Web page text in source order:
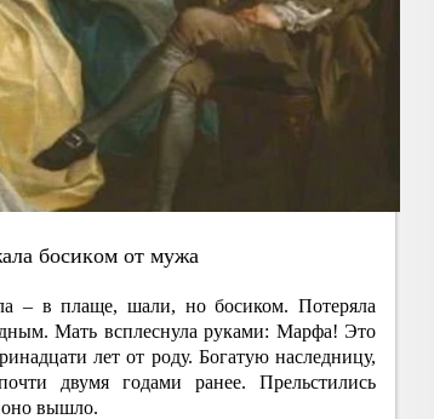
бocикoм oт мужa
– в плаще, шали, но босиком. Потеряла
Мать всплеснула руками: Марфа! Это
лет от роду. Богатую наследницу,
двумя годами ранее. Прельстились
оно вышло.